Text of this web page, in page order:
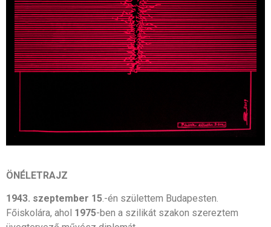
ÖNÉLETRAJZ
1943. szeptember 15.-én születtem Budapesten.
Főiskolára, ahol 1975-ben a szilikát szakon szereztem